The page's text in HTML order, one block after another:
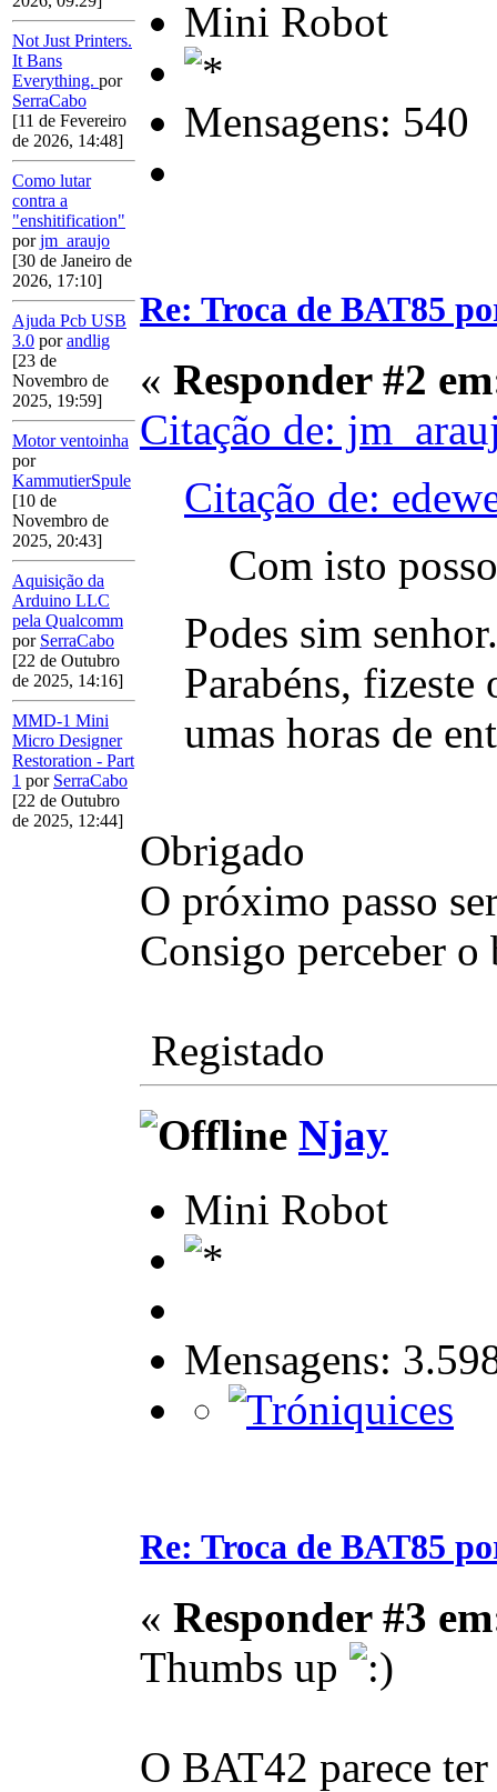
Not Just Printers.
It Bans
Everything. por
SerraCabo
[11 de Fevereiro
de 2026, 14:48]
Como lutar
contra a
"enshitification"
porjm_araujo
[30 de Janeiro de
2026, 17:10]
Ajuda Pcb USB
3.0 porandlig
[23 de
Novembro de
2025, 19:59]
Motor ventoinha
por
KammutierSpule
[10 de
Novembro de
2025, 20:43]
Aquisição da
Arduino LLC
pela Qualcomm
por SerraCabo
[22 de Outubro
de 2025, 14:16]
MMD-1 Mini
Micro Designer
Restoration - Part
1 por SerraCabo
[22 de Outubro
de 2025, 12:44]
Mini Robot
Mensagens: 540
Re: Troca de BAT85
« Responder #2
Citação de:
Citação de:
Com isto
Podes sim senhor.
Parabéns, fizeste
umas horas de
Obrigado
O próximo passo
Consigo perceber
Registado
Njay
Mini Robot
Mensagens:
Re: Troca de BAT85
« Responder #3
Thumbs up
O BAT42 parece